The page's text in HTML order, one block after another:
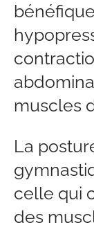
muscles
La
celle qui
des